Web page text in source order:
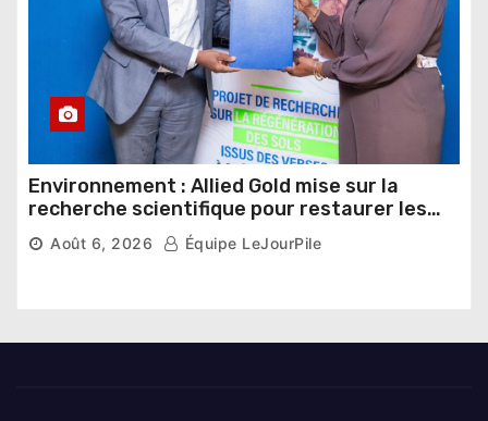
Environnement : Allied Gold mise sur la
recherche scientifique pour restaurer les
sols de ses sites miniers
Août 6, 2026 Équipe LeJourPile